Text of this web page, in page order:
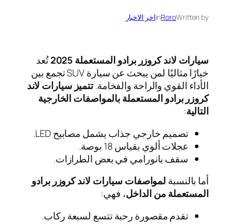
Written by
Roro
inاخر الاخبار
سيارات لاند كروزر برادو المستعملة 2025تُعد
خيارًا مثاليًا لمن يبحث عن سيارة SUV تجمع بين
الأداء القوي والراحة والفخامة.تتميز سيارات لاند
كروزر برادو المستعملة بالمواصفات الخارجية
التالية:
تصميم خارجي جذاب يشمل مصابيح LED.
عجلات ألوي بقياس 18 بوصة.
سقف بانورامي في بعض الطرازات.
أما بالنسبة لمواصفات سيارات لاند كروزر برادو
المستعملة من الداخل، فهي:
تقدم مقصورة رحبة تتسع لسبعة ركاب.